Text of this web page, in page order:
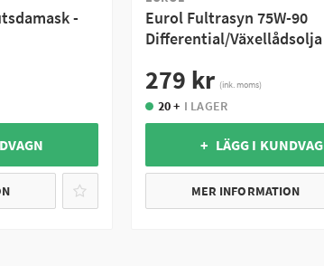
-
Eurol Fultrasyn 75W-90
Differential/Växellådsolja
279 kr (ink. moms)
20 + I LAGER
+ LÄGG I
MER INFORMATION